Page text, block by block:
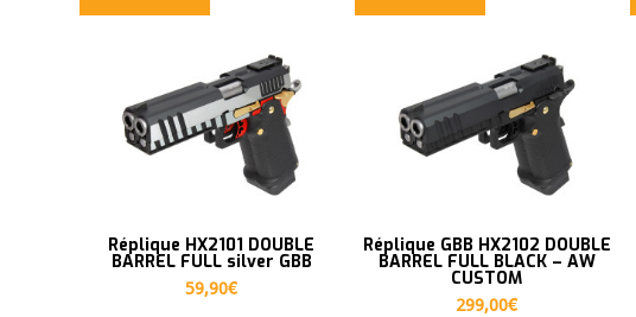
Réplique HX2101 DOUBLE
BARREL FULL silver GBB
59,90€
Réplique GBB HX2102 DOUBLE
BARREL FULL BLACK – AW
CUSTOM
299,00€